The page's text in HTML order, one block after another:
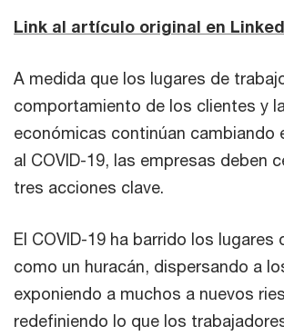
Link al artículo original en
A medida que los lugares de
comportamiento de los clientes y
económicas continúan cambiando
al COVID-19, las empresas deben
tres acciones clave.
El COVID-19 ha barrido los lugares
como un huracán, dispersando a
exponiendo a muchos a nuevos
redefiniendo lo que los